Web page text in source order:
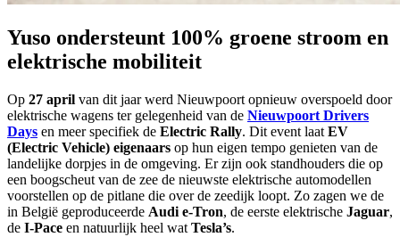
Yuso ondersteunt 100% groene stroom en
elektrische mobiliteit
Op 27 april van dit jaar werd Nieuwpoort opnieuw overspoeld door
elektrische wagens ter gelegenheid van de Nieuwpoort Drivers
Days en meer specifiek de Electric Rally. Dit event laat EV
(Electric Vehicle) eigenaars op hun eigen tempo genieten van de
landelijke dorpjes in de omgeving. Er zijn ook standhouders die op
een boogscheut van de zee de nieuwste elektrische automodellen
voorstellen op de pitlane die over de zeedijk loopt. Zo zagen we de
in België geproduceerde Audi e-Tron, de eerste elektrische Jaguar,
de I-Pace en natuurlijk heel wat Tesla’s.